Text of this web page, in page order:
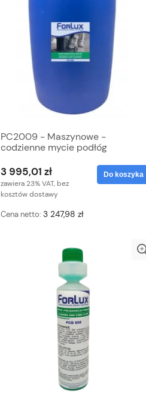
PC2009 - Maszynowe -
codzienne mycie podłóg
3 995,01 zł
zawiera 23% VAT, bez
kosztów dostawy
Cena netto: 3 247,98 zł
Do koszyka